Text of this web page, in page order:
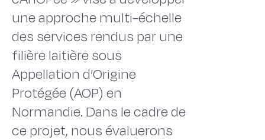
une approche multi-échelle
des services rendus par une
filière laitière sous
Appellation d’Origine
Protégée (AOP) en
Normandie. Dans le cadre de
ce projet, nous évaluerons